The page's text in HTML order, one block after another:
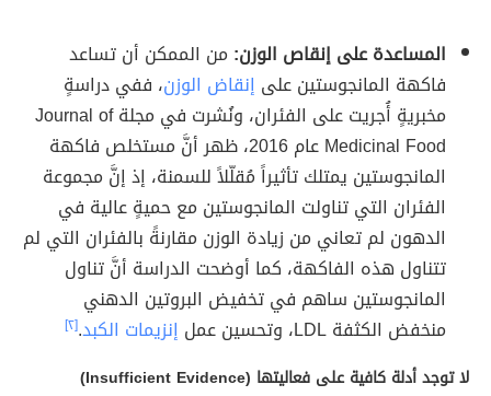
المساعدة على إنقاص الوزن: من الممكن أن تساعد
فاكهة المانجوستين على إنقاض الوزن، ففي دراسةٍ
مخبريةٍ أُجريت على الفئران، ونُشرت في مجلة Journal of
Medicinal Food عام 2016، ظهر أنَّ مستخلص فاكهة
المانجوستين يمتلك تأثيراً مُقلّلاً للسمنة، إذ إنَّ مجموعة
الفئران التي تناولت المانجوستين مع حميةٍ عالية في
الدهون لم تعاني من زيادة الوزن مقارنةً بالفئران التي لم
تتناول هذه الفاكهة، كما أوضحت الدراسة أنَّ تناول
المانجوستين ساهم في تخفيض البروتين الدهني
منخفض الكثفة LDL، وتحسين عمل
إنزيمات الكبد.[٢]
لا توجد أدلة كافية على فعاليتها (Insufficient Evidence)